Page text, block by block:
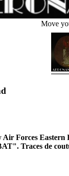
Move
Forces
Traces de